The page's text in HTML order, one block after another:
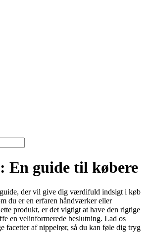
En guide til købere
der vil give dig værdifuld indsigt i køb
du er en erfaren håndværker eller
produkt, er det vigtigt at have den rigtige
en velinformerede beslutning. Lad os
facetter af nippelrør, så du kan føle dig tryg